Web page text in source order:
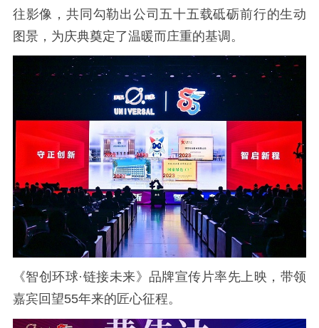
往影像，共同勾勒出公司五十五载砥砺前行的生动
图景，为庆典奠定了温暖而庄重的基调。
《智创环球·链接未来》品牌宣传片率先上映，带领
嘉宾回望55年来的匠心征程。